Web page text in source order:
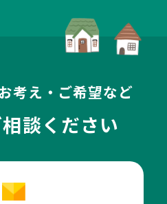
考え・ご希望など
談ください